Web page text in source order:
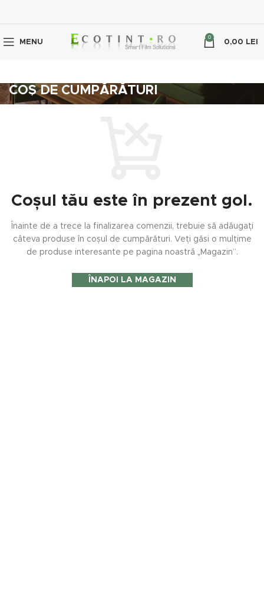
MENU
0
0,00 LEI
COȘ DE CUMPĂRĂTURI
Coșul tău este în prezent gol.
Înainte de a trece la finalizarea comenzii, trebuie să adăugați
câteva produse în coșul de cumpărături. Veți găsi o mulțime
de produse interesante pe pagina noastră „Magazin”.
ÎNAPOI LA MAGAZIN